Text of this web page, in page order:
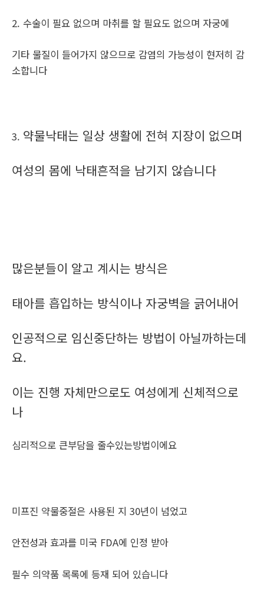
2. 수술이 필요 없으며 마취를 할 필요도 없으며 자궁에
기타 물질이 들어가지 않으므로 감염의 가능성이 현저히 감
소합니다
3. 약물낙태는 일상 생활에 전혀 지장이 없으며
여성의 몸에 낙태흔적을 남기지 않습니다
많은분들이 알고 계시는 방식은
태아를 흡입하는 방식이나 자궁벽을 긁어내어
인공적으로 임신중단하는 방법이 아닐까하는데
요.
이는 진행 자체만으로도 여성에게 신체적으로
나
심리적으로 큰부담을 줄수있는방법이에요
미프진 약물중절은 사용된 지 30년이 넘었고
안전성과 효과를 미국 FDA에 인정 받아
필수 의약품 목록에 등재 되어 있습니다